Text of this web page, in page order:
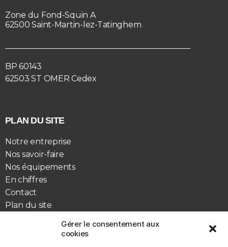
Gérer le consentement aux
cookies
Zone du Fond-Squin A
62500 Saint-Martin-lez-Tatinghem
BP 60143
62503 ST OMER Cedex
PLAN DU SITE
Notre entreprise
Nos savoir-faire
Nos équipements
En chiffres
Contact
Plan du site